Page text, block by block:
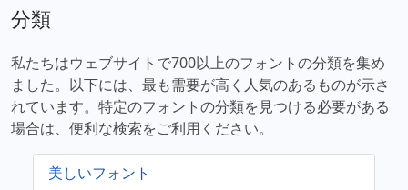
分類
私たちはウェブサイトで700以上のフォントの分類を集め
ました。以下には、最も需要が高く人気のあるものが示さ
れています。特定のフォントの分類を見つける必要がある
場合は、便利な検索をご利用ください。
美しいフォント